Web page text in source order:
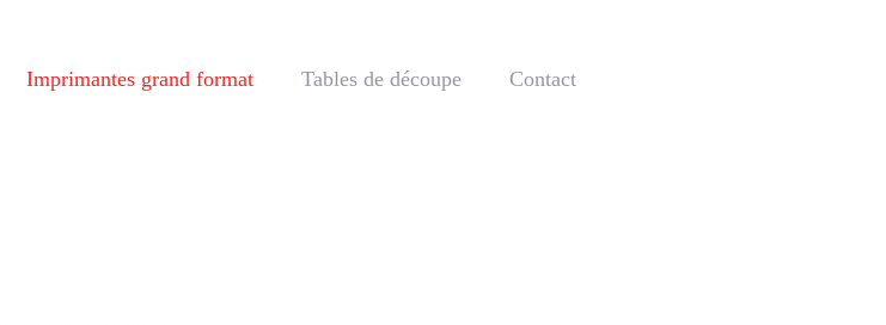
Imprimantes grand format Tables de découpe Contact